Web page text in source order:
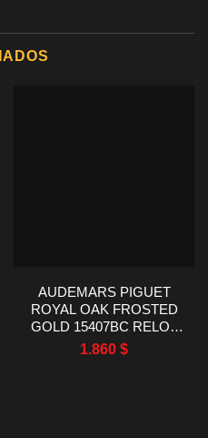
AUDEMARS PIGUET
ROYAL OAK FROSTED
GOLD 15407BC RELOJ
DE ORO BLANCO DE 41
1.860 $